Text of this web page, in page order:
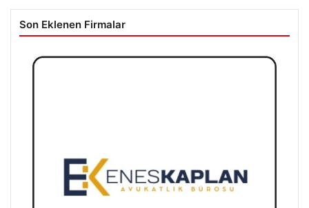
Son Eklenen Firmalar